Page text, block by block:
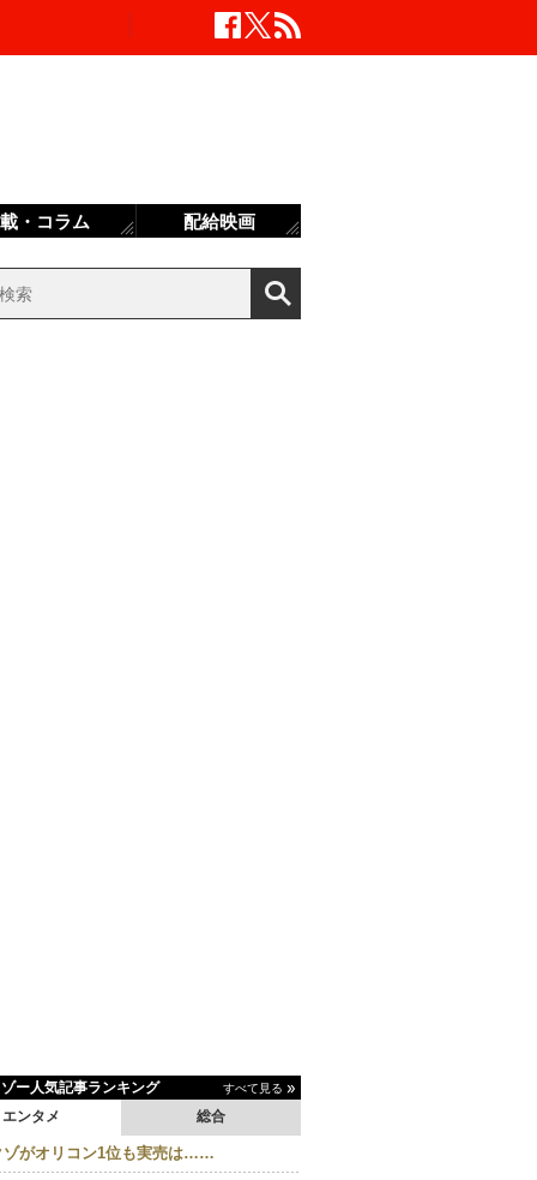
ー人気記事ランキング すべて見る
エンタメ 総合
ゾがオリコン1位も実売は……
・コラム 配給映画